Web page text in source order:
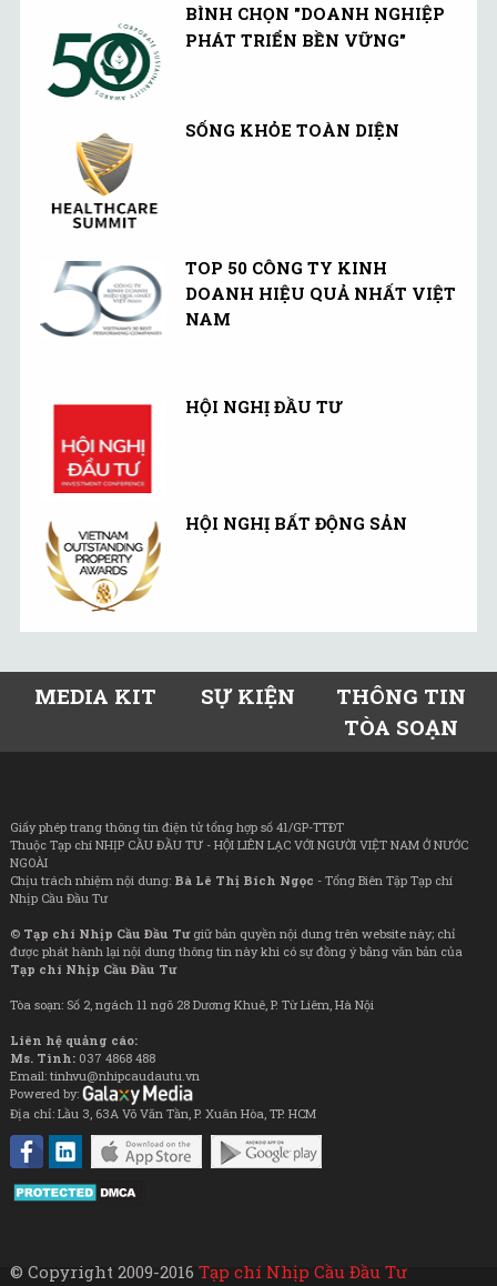
BÌNH CHỌN "DOANH NGHIỆP
PHÁT TRIỂN BỀN VỮNG"
SỐNG KHỎE TOÀN DIỆN
TOP 50 CÔNG TY KINH
DOANH HIỆU QUẢ NHẤT VIỆT
NAM
HỘI NGHỊ ĐẦU TƯ
HỘI NGHỊ BẤT ĐỘNG SẢN
MEDIA KIT SỰ KIỆN
THÔNG TIN
TÒA SOẠN
Giấy phép trang thông tin điện tử tổng hợp số 41/GP-TTĐT
Thuộc Tạp chí NHỊP CẦU ĐẦU TƯ - HỘI LIÊN LẠC VỚI NGƯỜI VIỆT NAM Ở NƯỚC
NGOÀI
Chịu trách nhiệm nội dung: Bà Lê Thị Bích Ngọc - Tổng Biên Tập Tạp chí
Nhịp Cầu Đầu Tư
© Tạp chí Nhịp Cầu Đầu Tưgiữ bản quyền nội dung trên website này; chỉ
được phát hành lại nội dung thông tin này khi có sự đồng ý bằng văn bản của
Tạp chí Nhịp Cầu Đầu Tư
Tòa soạn: Số 2, ngách 11 ngõ 28 Dương Khuê, P. Từ Liêm, Hà Nội
Liên hệ quảng cáo:
Ms. Tình: 037 4868 488
Email: tinhvu@nhipcaudautu.vn
Powered by:
Địa chỉ: Lầu 3, 63A Võ Văn Tần, P. Xuân Hòa, TP. HCM
© Copyright 2009-2016 Tạp chí Nhịp Cầu Đầu Tư